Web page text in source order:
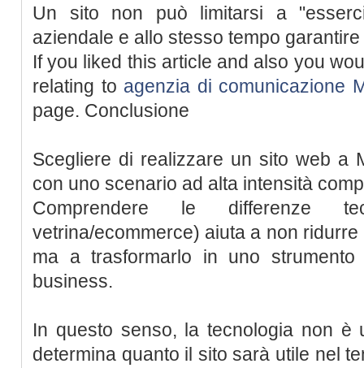
Un sito non può limitarsi a
aziendale e allo stesso tempo
If you liked this article and also you
relating to agenzia di comunicazione
page. Conclusione
Scegliere di realizzare un sito web a
con uno scenario ad alta intensità
Comprendere le differenze
vetrina/ecommerce) aiuta a non
ma a trasformarlo in uno
business.
In questo senso, la tecnologia non è
determina quanto il sito sarà utile nel